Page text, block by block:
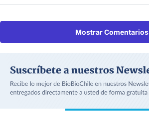
Mostrar Comentarios